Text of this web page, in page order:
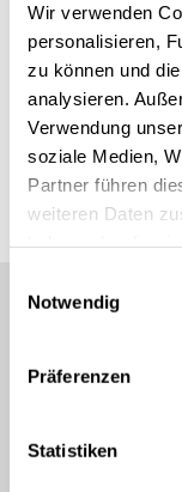
Wir verwenden
personalisieren,
zu können und
analysieren.
Verwendung
soziale Medien,
Partner führen
weiteren Daten
Notwendig
Präferenzen
Statistiken
Here you will
to the Ingelheim
topics or use our
brochures can
with new offers
ournewsletter .
Our